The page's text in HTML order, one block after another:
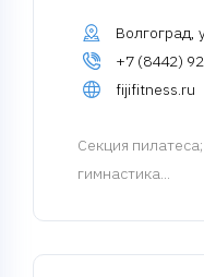
Волгоград,
+7 (8442)
fijifitness.ru
Cекция пилатеса
гимнастика...